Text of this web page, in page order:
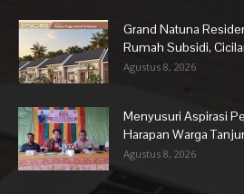
Grand Natuna
Rumah Subsidi,
Agustus 8, 2026
Menyusuri Aspirasi
Harapan Warga
Agustus 8, 2026